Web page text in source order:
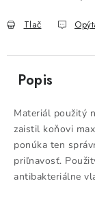
Tlač
Popis
Materiál použitý
zaistil koňovi
ponúka ten
priľnavosť.
antibakteriálne